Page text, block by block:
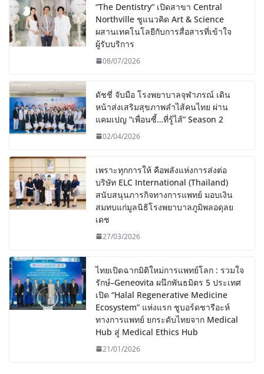
“The Dentistry” เปิดสาขา Central
Northville ชูแนวคิด Art & Science
ผสานเทคโนโลยีกับการสื่อสารที่เข้าใจ
ผู้รับบริการ
08/07/2026
ดัชชี่ จับมือ โรงพยาบาลจุฬาภรณ์ เดิน
หน้าส่งเสริมสุขภาพลำไส้คนไทย ผ่าน
แคมเปญ “เพื่อนซี้…ที่รู้ไส้” Season 2
02/04/2026
เพราะทุกการให้ คือพลังแห่งการส่งต่อ
บริษัท ELC International (Thailand)
สนับสนุนภารกิจทางการแพทย์ มอบเงิน
สมทบแก่มูลนิธิโรงพยาบาลภูมิพลอดุลย
เดช
27/03/2026
ไทยเปิดฉากมิติใหม่การแพทย์โลก : รวมใจ
รักษ์–Geneovita ผนึกพันธมิตร 5 ประเทศ
เปิด “Halal Regenerative Medicine
Ecosystem” แห่งแรก ชูบอร์ดชารีอะห์
ทางการแพทย์ ยกระดับไทยจาก Medical
Hub สู่ Medical Ethics Hub
21/01/2026